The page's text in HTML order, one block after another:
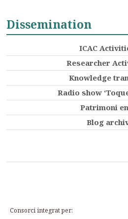
Dissemination
ICAC
Researcher
Knowledge
Radio show
Patrimoni
Blog
Consorci integrat per: